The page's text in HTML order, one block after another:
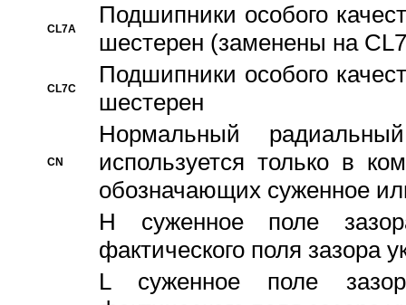
CL7A
Подшипники особого
шестерен (заменены на
CL7C
Подшипники особого
шестерен
CN
Hормальный
используется только в
обозначающих суженное
H суженное поле
фактического поля зазора
L суженное поле